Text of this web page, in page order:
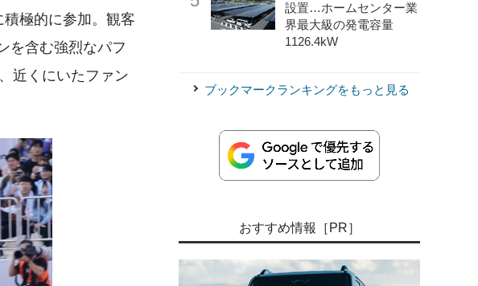
極的に参加。観客
を含む強烈なパフ
近くにいたファン
設置…ホームセンター業
界最大級の発電容量
1126.4kW
ブックマークランキングをもっと見る
おすすめ情報［PR］